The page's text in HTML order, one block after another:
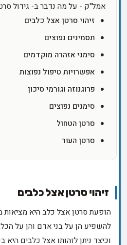
אמל"ק - על מה נדבר ב- גידול
זיהוי סרטן אצל כלבים
תסמינים נפוצים
סימני אזהרה מוקדמים
אפשרויות טיפול נפוצות
פרוגנוזה וגורמי סיכון
סימנים נפוצים
סרטן הטחול
סרטן העור
זיהוי סרטן אצל כלבים
הופעת סרטן אצל כלב היא מציאות
להשפיע הן על בני אדם והן על
וכיצד ניתן לזהותו אצל כלבים היא